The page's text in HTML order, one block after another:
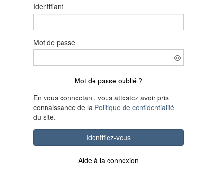
Identifiant
Mot de passe
Mot de passe oublié ?
En vous connectant, vous attestez avoir pris
connaissance de la Politique de confidentialité
du site.
Identifiez-vous
Aide à la connexion